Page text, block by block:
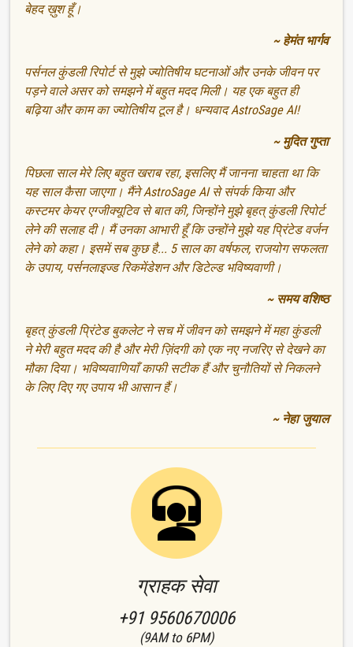
बेहद ख़ुश हूँ।
~ हेमंत भार्गव
पर्सनल कुंडली रिपोर्ट से मुझे ज्योतिषीय घटनाओं और उनके जीवन पर
पड़ने वाले असर को समझने में बहुत मदद मिली। यह एक बहुत ही
बढ़िया और काम का ज्योतिषीय टूल है। धन्यवाद AstroSage AI!
~ मुदित गुप्ता
पिछला साल मेरे लिए बहुत खराब रहा, इसलिए मैं जानना चाहता था कि
यह साल कैसा जाएगा। मैंने AstroSage AI से संपर्क किया और
कस्टमर केयर एग्जीक्यूटिव से बात की, जिन्होंने मुझे बृहत् कुंडली रिपोर्ट
लेने की सलाह दी। मैं उनका आभारी हूँ कि उन्होंने मुझे यह प्रिंटेड वर्जन
लेने को कहा। इसमें सब कुछ है... 5 साल का वर्षफल, राजयोग सफलता
के उपाय, पर्सनलाइज्ड रिकमेंडेशन और डिटेल्ड भविष्यवाणी।
~ समय वशिष्ठ
बृहत् कुंडली प्रिंटेड बुकलेट ने सच में जीवन को समझने में महा कुंडली
ने मेरी बहुत मदद की है और मेरी ज़िंदगी को एक नए नजरिए से देखने का
मौका दिया। भविष्यवाणियाँ काफी सटीक हैं और चुनौतियों से निकलने
के लिए दिए गए उपाय भी आसान हैं।
~ नेहा जुयाल
ग्राहक सेवा
+91 9560670006
(9AM to 6PM)